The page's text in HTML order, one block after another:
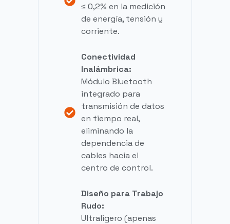
≤ 0,2% en la medición
de energía, tensión y
corriente.
Conectividad
Inalámbrica:
Módulo Bluetooth
integrado para
transmisión de datos
en tiempo real,
eliminando la
dependencia de
cables hacia el
centro de control.
Diseño para Trabajo
Rudo:
Ultraligero (apenas